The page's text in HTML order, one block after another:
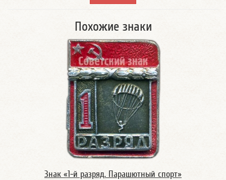
Похожие знаки
Знак «1-й разряд. Парашютный спорт»